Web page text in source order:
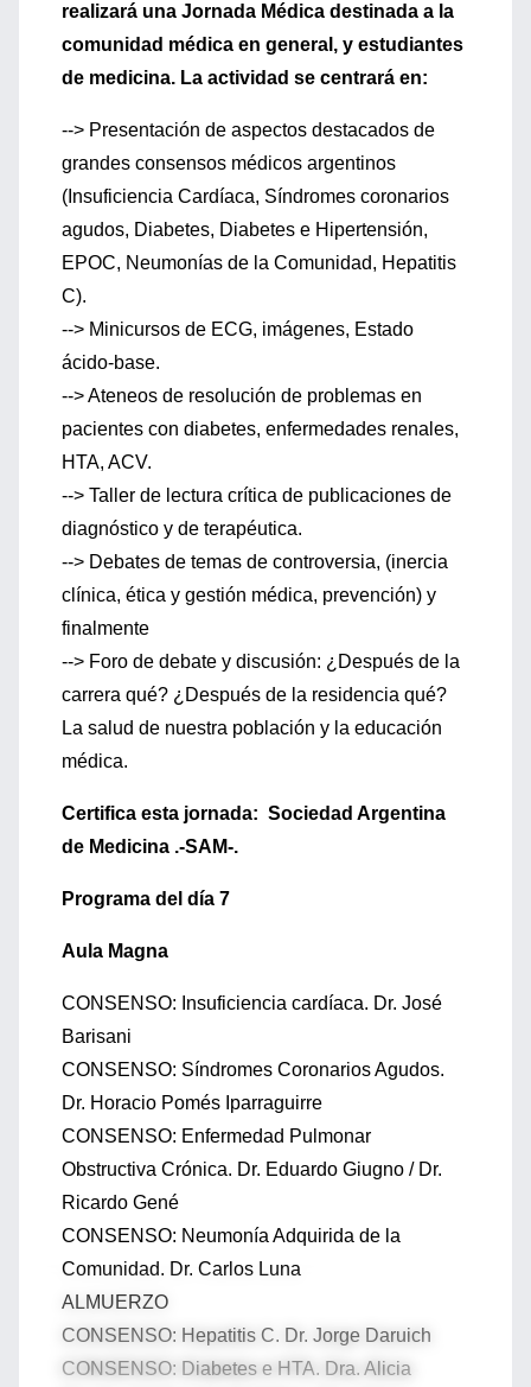
realizará una Jornada Médica destinada a la
comunidad médica en general, y estudiantes
de medicina. La actividad se centrará en:
--> Presentación de aspectos destacados de
grandes consensos médicos argentinos
(Insuficiencia Cardíaca, Síndromes coronarios
agudos, Diabetes, Diabetes e Hipertensión,
EPOC, Neumonías de la Comunidad, Hepatitis
C).
--> Minicursos de ECG, imágenes, Estado
ácido-base.
--> Ateneos de resolución de problemas en
pacientes con diabetes, enfermedades renales,
HTA, ACV.
--> Taller de lectura crítica de publicaciones de
diagnóstico y de terapéutica.
--> Debates de temas de controversia, (inercia
clínica, ética y gestión médica, prevención) y
finalmente
--> Foro de debate y discusión: ¿Después de la
carrera qué? ¿Después de la residencia qué?
La salud de nuestra población y la educación
médica.
Certifica esta jornada: Sociedad Argentina
de Medicina .-SAM-.
Programa del día 7
Aula Magna
CONSENSO: Insuficiencia cardíaca. Dr. José
Barisani
CONSENSO: Síndromes Coronarios Agudos.
Dr. Horacio Pomés Iparraguirre
CONSENSO: Enfermedad Pulmonar
Obstructiva Crónica. Dr. Eduardo Giugno / Dr.
Ricardo Gené
CONSENSO: Neumonía Adquirida de la
Comunidad. Dr. Carlos Luna
ALMUERZO
CONSENSO: Hepatitis C. Dr. Jorge Daruich
CONSENSO: Diabetes e HTA. Dra. Alicia